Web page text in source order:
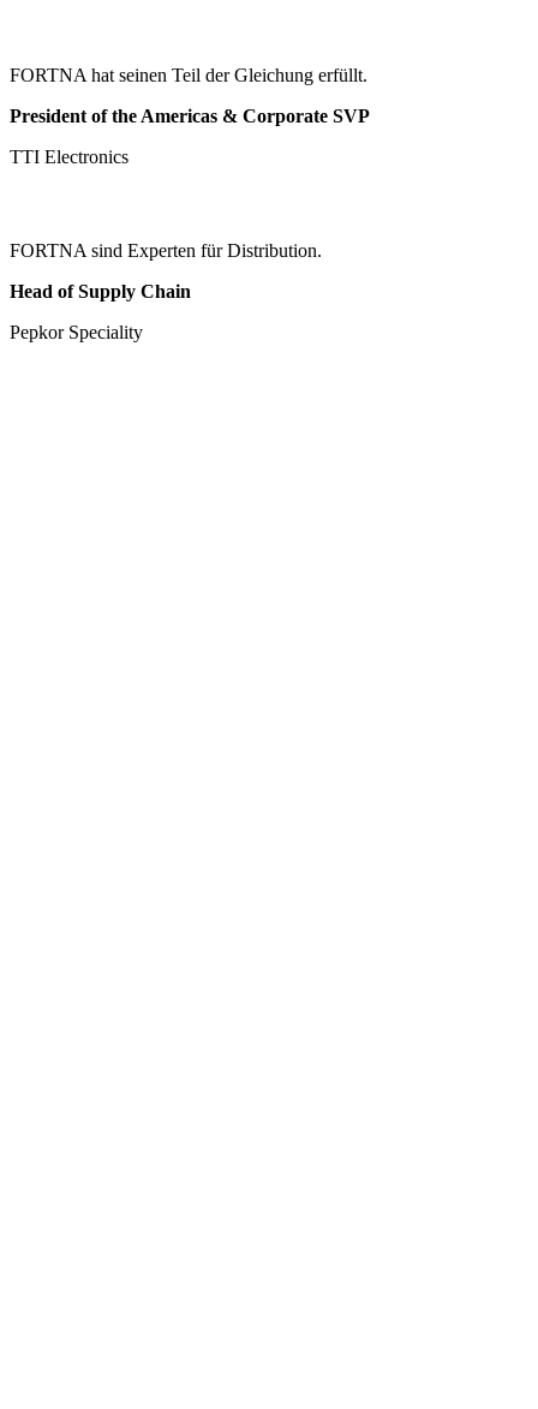
FORTNA hat seinen Teil der Gleichung erfüllt.
President of the Americas & Corporate SVP
TTI Electronics
FORTNA sind Experten für Distribution.
Head of Supply Chain
Pepkor Speciality